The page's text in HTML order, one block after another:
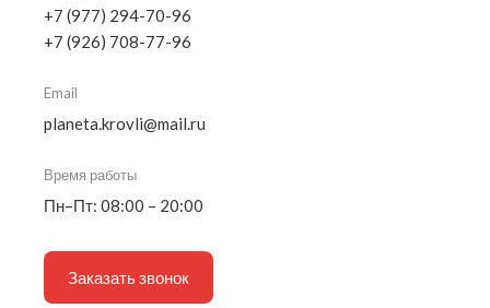
+7 (977) 294-70-96
+7 (926) 708-77-96
Email
planeta.krovli@mail.ru
Время работы
Пн–Пт: 08:00 – 20:00
Заказать звонок